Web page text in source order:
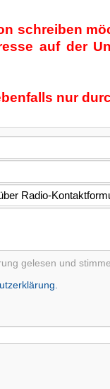
schreiben
auf der
nur
gelesen und